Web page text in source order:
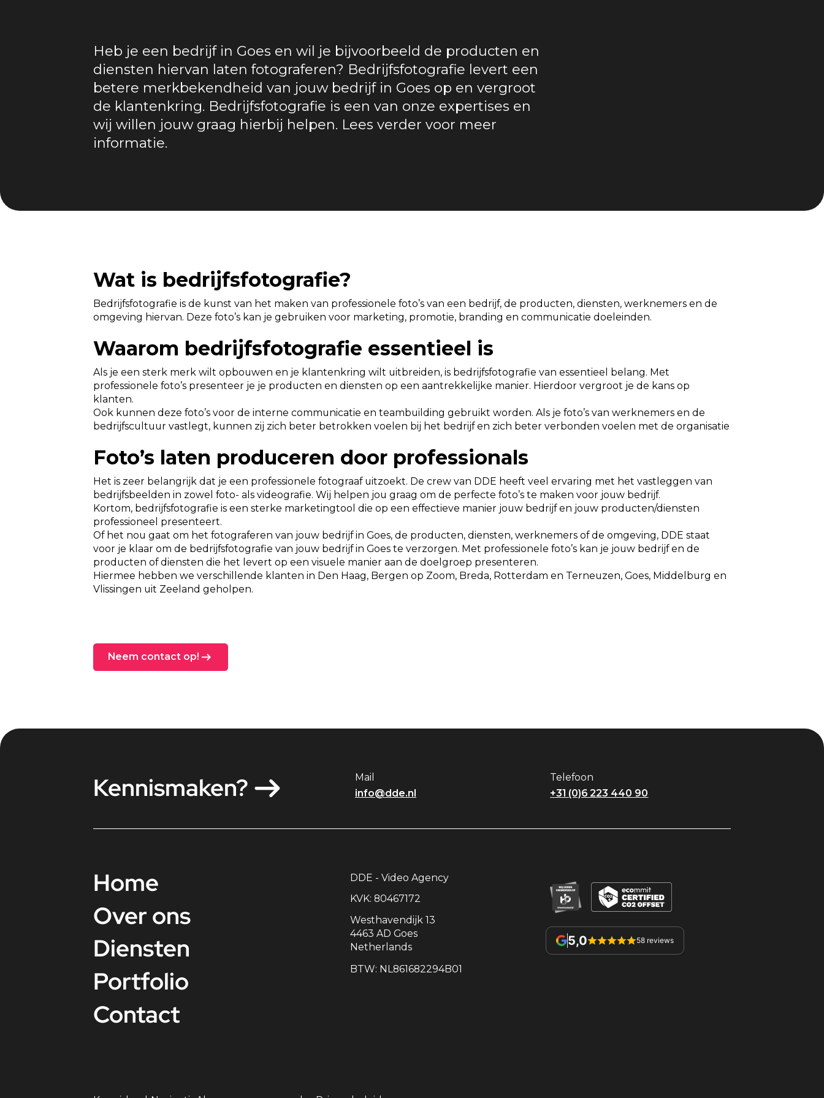
Heb je een bedrijf in Goes en wil je bijvoorbeeld de producten en
diensten hiervan laten fotograferen? Bedrijfsfotografie levert een
betere merkbekendheid van jouw bedrijf in Goes op en vergroot
de klantenkring. Bedrijfsfotografie is een van onze expertises en
wij willen jouw graag hierbij helpen. Lees verder voor meer
informatie.
Wat is bedrijfsfotografie?
Bedrijfsfotografie is de kunst van het maken van professionele foto’s van een bedrijf, de producten, diensten, werknemers en de
omgeving hiervan. Deze foto’s kan je gebruiken voor marketing, promotie, branding en communicatie doeleinden.
Waarom bedrijfsfotografie essentieel is
Als je een sterk merk wilt opbouwen en je klantenkring wilt uitbreiden, is bedrijfsfotografie van essentieel belang. Met
professionele foto’s presenteer je je producten en diensten op een aantrekkelijke manier. Hierdoor vergroot je de kans op
klanten.
Ook kunnen deze foto’s voor de interne communicatie en teambuilding gebruikt worden. Als je foto’s van werknemers en de
bedrijfscultuur vastlegt, kunnen zij zich beter betrokken voelen bij het bedrijf en zich beter verbonden voelen met de organisatie
Foto’s laten produceren door professionals
Het is zeer belangrijk dat je een professionele fotograaf uitzoekt. De crew van DDE heeft veel ervaring met het vastleggen van
bedrijfsbeelden in zowel foto- als videografie. Wij helpen jou graag om de perfecte foto’s te maken voor jouw bedrijf.
Kortom, bedrijfsfotografie is een sterke marketingtool die op een effectieve manier jouw bedrijf en jouw producten/diensten
professioneel presenteert.
Of het nou gaat om het fotograferen van jouw bedrijf in Goes, de producten, diensten, werknemers of de omgeving, DDE staat
voor je klaar om de bedrijfsfotografie van jouw bedrijf in Goes te verzorgen. Met professionele foto’s kan je jouw bedrijf en de
producten of diensten die het levert op een visuele manier aan de doelgroep presenteren.
Hiermee hebben we verschillende klanten in Den Haag, Bergen op Zoom, Breda, Rotterdam en Terneuzen, Goes, Middelburg en
Vlissingen uit Zeeland geholpen.
Neem contact op!
Kennismaken?
Mail
info@dde.nl
Telefoon
+31 (0)6 223 440 90
Home
Over ons
Diensten
Portfolio
Contact
DDE - Video Agency
KVK: 80467172
Westhavendijk 13
4463 AD Goes
Netherlands
BTW: NL861682294B01
5,0 58 reviews